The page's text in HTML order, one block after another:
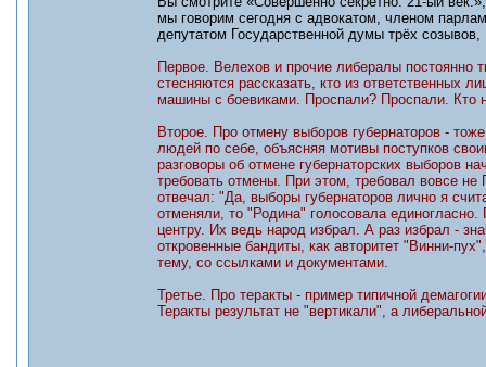
мы говорим сегодня с адвокатом, членом
депутатом Государственной думы трёх
Первое. Велехов и прочие либералы постоянно
стесняются рассказать, кто из ответственных
машины с боевиками. Проспали? Проспали. Кто
Второе. Про отмену выборов губернаторов -
людей по себе, объясняя мотивы поступков
разговоры об отмене губернаторских выборов
требовать отмены. При этом, требовал вовсе
отвечал: "Да, выборы губернаторов лично я
отменяли, то "Родина" голосовала
центру. Их ведь народ избрал. А раз избрал -
откровенные бандиты, как авторитет "Винни-
тему, со ссылками и документами.
Третье. Про теракты - пример типичной
Теракты результат не "вертикали", а